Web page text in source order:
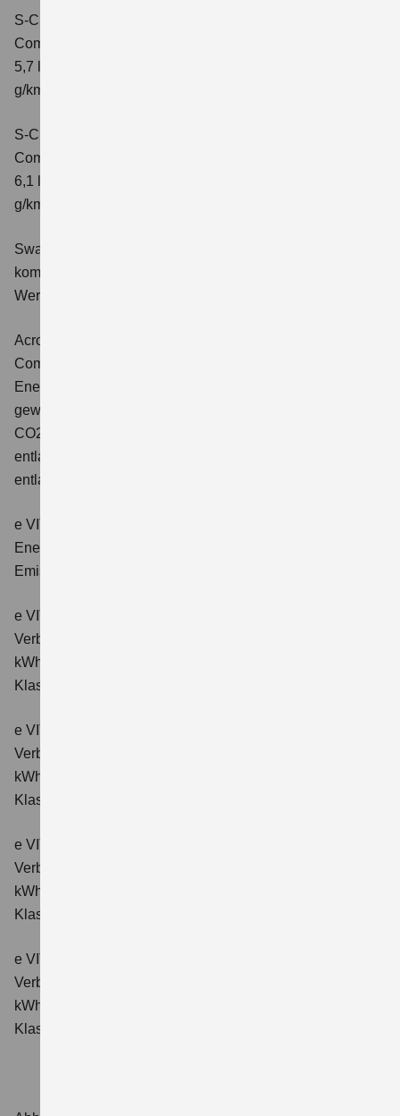
S-Cross 1.4 BOOSTERJET HYBRID ALLGRIP
Comfort+
5,7 l/100 km; kombinierter Wert der CO2-Emission: 131
g/km; CO2-Klasse: D
S-Cross 1.4 BOOSTERJET HYBRID ALLGRIP AT
Comfort+
6,1 l/100 km; kombinierter Wert der CO2-Emission: 141
g/km; CO2-Klasse: E
Swace 1.8 HYBRID CVT Comfort+
kombinierter Energieverbrauch 4,5 l/100km; kombinierter
Wert der CO2-Emission: 102 g/km; CO2-Klasse: C.
Across 2.5 PLUG-IN HYBRID CVT
Comfort+
Energieverbrauch: 17,1kWh/100km plus 1,0 l/100 km;
gewichtet kombinierter Wert der CO2-Emission: 22 g/km;
CO2-Klasse: B; kombinierter Kraftstoffverbrauch bei
entladener Batterie: 6,6 l/100km; CO2-Klasse (bei
entladener Batterie): E.
e VITARA eAxle Club (49 kWh-Batterie)
Energieverbrauch kombiniert: 14,9 kWh/100km; CO₂-
Emissionen kombiniert: 0 g/km; CO₂-Klasse: A.
e VITARA eAxle Comfort (61 kWh-Batterie)
Verbrauchswerte: Energieverbrauch kombiniert: 15,1
kWh/100km; CO₂-Emissionen kombiniert: 0 g/km; CO₂-
Klasse: A.
e VITARA eAxle ALLGRIP-e Comfort (61 kWh-Batterie)
Verbrauchswerte: Energieverbrauch kombiniert: 16,6
kWh/100km; CO₂-Emissionen kombiniert: 0 g/km; CO₂-
Klasse: A.
e VITARA eAxle Comfort+ (61 kWh-Batterie)
Verbrauchswerte: Energieverbrauch kombiniert: 15,1
kWh/100km; CO₂-Emissionen kombiniert: 0 g/km; CO₂-
Klasse: A.
e VITARA eAxle ALLGRIP-e Comfort+ (61 kWh-Batterie)
Verbrauchswerte: Energieverbrauch kombiniert: 16,6
kWh/100 km; CO₂-Emissionen kombiniert: 0 g/km; CO₂-
Klasse: A.